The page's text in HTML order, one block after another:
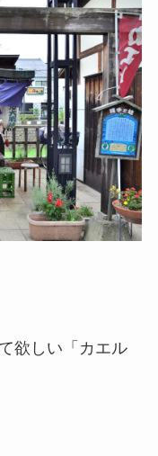
欲しい「カエル